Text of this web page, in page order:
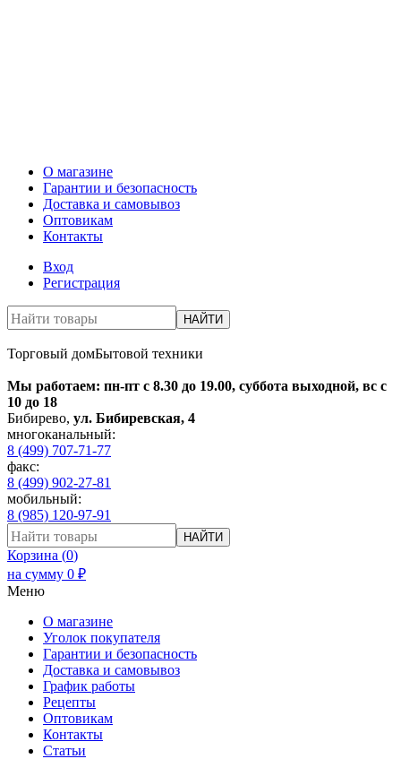
О магазине
Гарантии и безопасность
Доставка и самовывоз
Оптовикам
Контакты
Вход
Регистрация
НАЙТИ
Торговый домБытовой техники
Мы работаем: пн-пт с 8.30 до 19.00, суббота выходной, вс с
10 до 18
Бибирево, ул. Бибиревская, 4
многоканальный:
8 (499) 707-71-77
факс:
8 (499) 902-27-81
мобильный:
8 (985) 120-97-91
НАЙТИ
Корзина (0)
на сумму 0 ₽
Меню
О магазине
Уголок покупателя
Гарантии и безопасность
Доставка и самовывоз
График работы
Рецепты
Оптовикам
Контакты
Статьи